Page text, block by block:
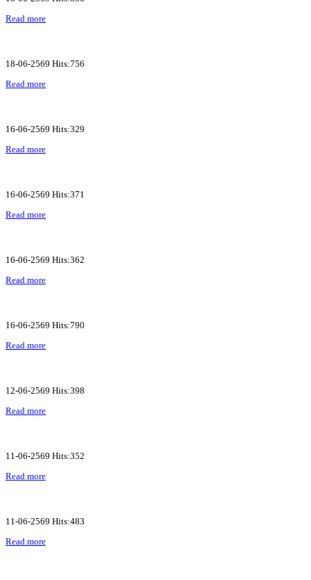
Read more
18-06-2569 Hits:756
Read more
16-06-2569 Hits:329
Read more
16-06-2569 Hits:371
Read more
16-06-2569 Hits:362
Read more
16-06-2569 Hits:790
Read more
12-06-2569 Hits:398
Read more
11-06-2569 Hits:352
Read more
11-06-2569 Hits:483
Read more